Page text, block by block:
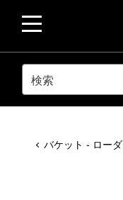
SEARCH
バケット - ローダ